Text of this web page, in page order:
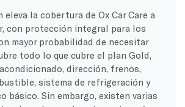
eleva la cobertura de Ox Car Care a
con protección integral para los
mayor probabilidad de necesitar
todo lo que cubre el plan Gold,
dirección, frenos,
sistema de refrigeración y
básico. Sin embargo, existen varias